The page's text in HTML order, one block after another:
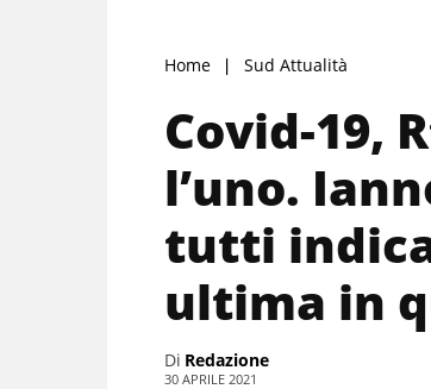
Home Sud Attualità
Covid-19,
l’uno.
tutti
ultima in
Di Redazione
30 APRILE 2021